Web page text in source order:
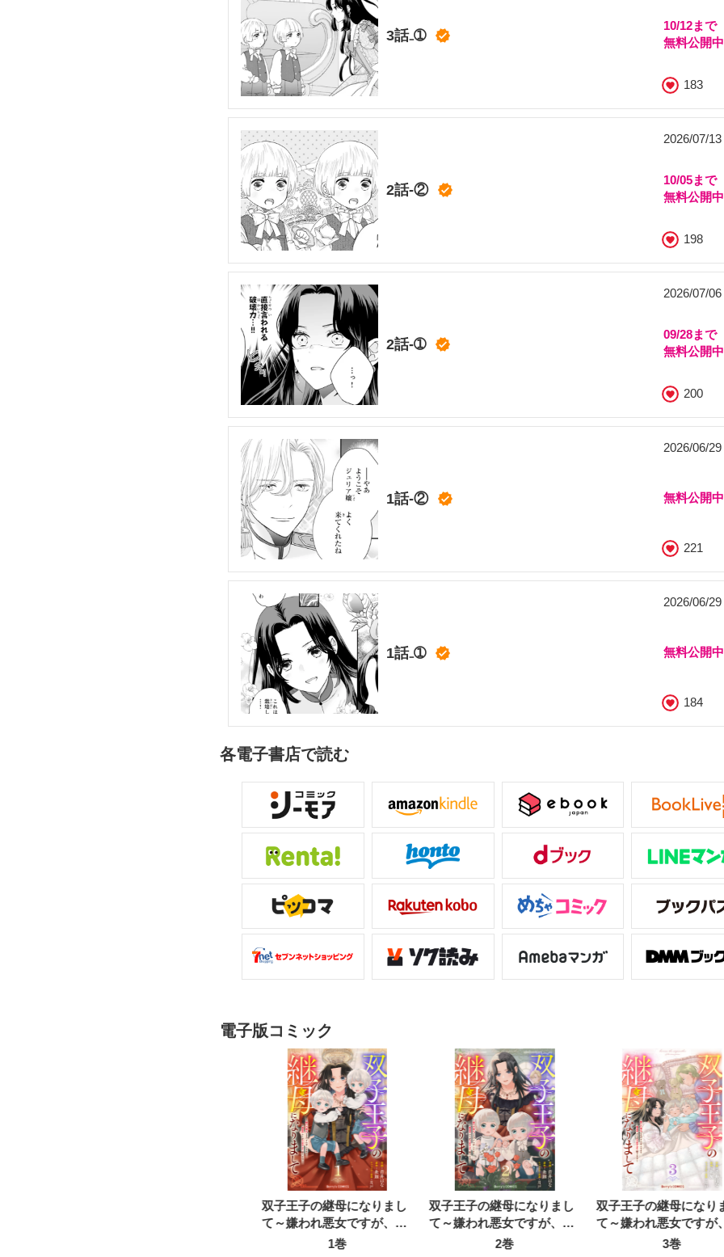
3話₋➀
10/12まで
無料公開中
183
2話-②
2026/07/
10/05まで
無料公開中
198
2話-➀
2026/07/
09/28まで
無料公開中
200
1話-②
2026/06/
無料公開中
221
1話₋➀
2026/06/
無料公開中
184
各電子書店で読む
電子版コミック
双子王子の継母になりまし
て～嫌われ悪女ですが、そ
んなことより義息子たちが
1巻
双子王子の継母になりまし
て～嫌われ悪女ですが、そ
んなことより義息子たちが
2巻
双子王子の継母になり
て～嫌われ悪女ですが
んなことより義息子た
3巻